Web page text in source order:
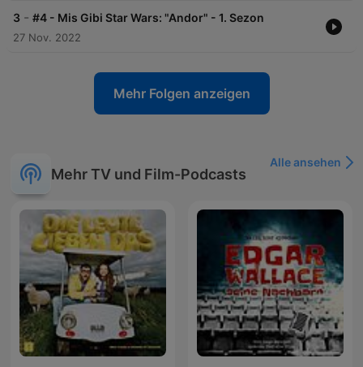
3 - #4 - Mis Gibi Star Wars: "Andor" - 1. Sezon
27 Nov. 2022
Mehr Folgen anzeigen
Mehr TV und Film-Podcasts
Alle ansehen